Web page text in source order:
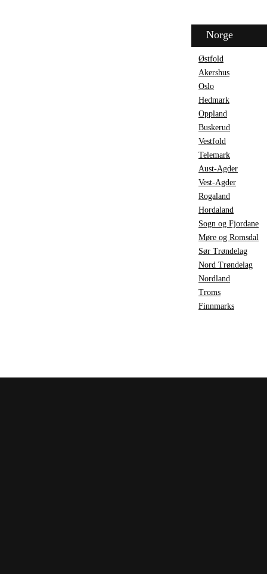
Norge
Østfold
Akershus
Oslo
Hedmark
Oppland
Buskerud
Vestfold
Telemark
Aust-Agder
Vest-Agder
Rogaland
Hordaland
Sogn og Fjordane
Møre og Romsdal
Sør Trøndelag
Nord Trøndelag
Nordland
Troms
Finnmarks